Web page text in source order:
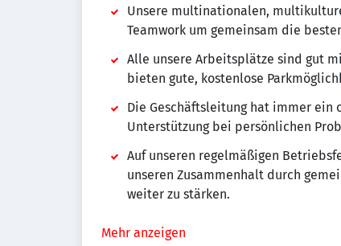
Unsere multinationalen,
Teamwork um gemeinsam die
Alle unsere Arbeitsplätze sind gut
bieten gute, kostenlose
Die Geschäftsleitung hat immer ein
Unterstützung bei persönlichen
Auf unseren regelmäßigen
unseren Zusammenhalt durch
weiter zu stärken.
Mehr anzeigen